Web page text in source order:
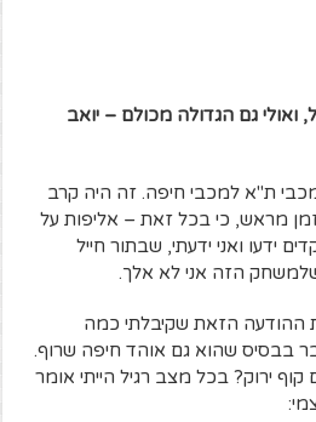
גם הגדולה מכולם – יואב
ת"א למכבי חיפה. זה היה קרב
מראש, כי בכל זאת – אליפות על
ידעו ואני ידעתי, שבתור חייל
הזה אני לא אלך.
ההודעה הזאת שקיבלתי כמה
בבסיס שהוא גם אוהד חיפה שרוף.
ירוק? בכל מצב רגיל הייתי אומר